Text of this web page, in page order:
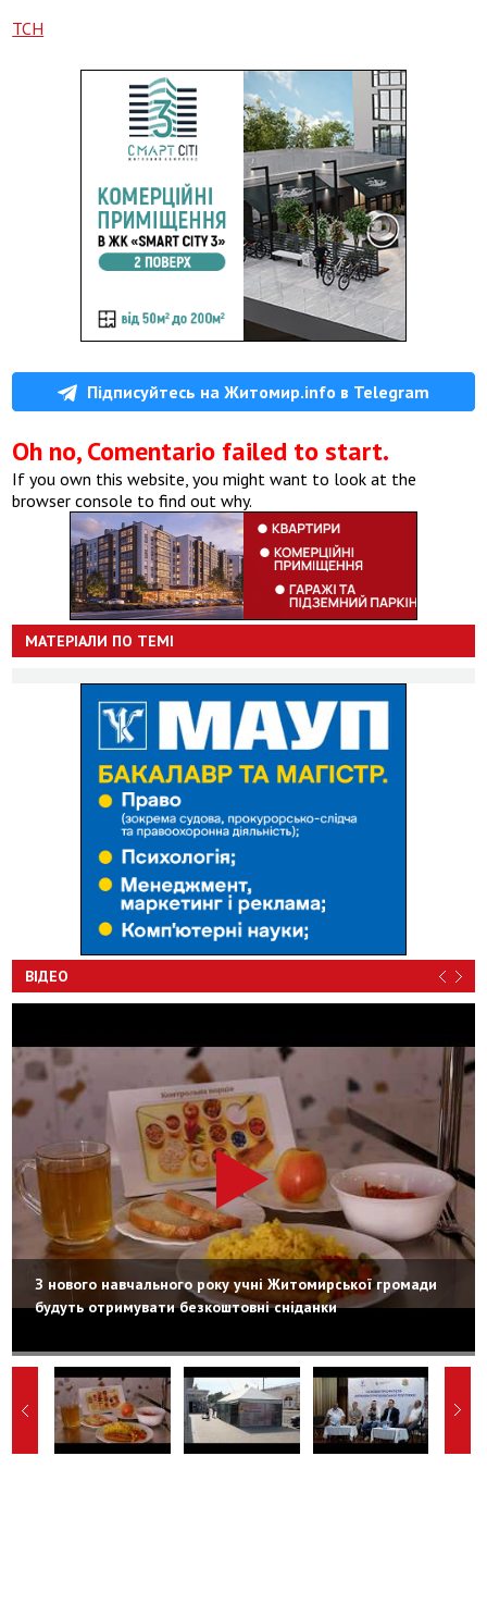
ТСН
Підписуйтесь на Житомир.info в Telegram
Oh no, Comentario failed to start.
If you own this website, you might want to look at the
browser console to find out why.
МАТЕРІАЛИ ПО ТЕМІ
ВІДЕО
З нового навчального року учні Житомирської громади
будуть отримувати безкоштовні сніданки